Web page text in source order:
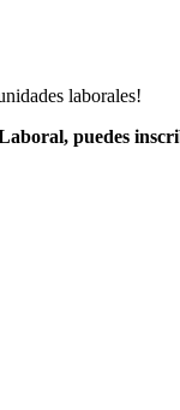
laborales!
puedes